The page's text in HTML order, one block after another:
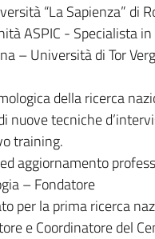
“La Sapienza”
ASPIC - Specialista
– Università di Tor
della ricerca
nuove tecniche
training.
aggiornamento
– Fondatore
per la prima ricerca
e Coordinatore del